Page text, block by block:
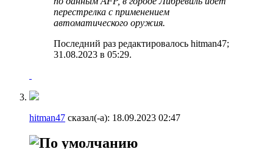
перестрелка с применением
автоматического оружия.
Последний раз редактировалось hitman47;
31.08.2023 в 05:29.
hitman47 сказал(-а): 18.09.2023 02:47